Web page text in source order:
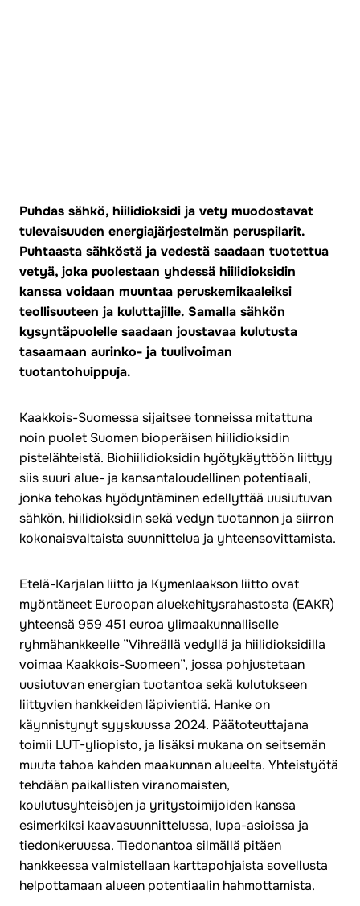
Puhdas sähkö, hiilidioksidi ja vety muodostavat
tulevaisuuden energiajärjestelmän peruspilarit.
Puhtaasta sähköstä ja vedestä saadaan tuotettua
vetyä, joka puolestaan yhdessä hiilidioksidin
kanssa voidaan muuntaa peruskemikaaleiksi
teollisuuteen ja kuluttajille. Samalla sähkön
kysyntäpuolelle saadaan joustavaa kulutusta
tasaamaan aurinko- ja tuulivoiman
tuotantohuippuja.
Kaakkois-Suomessa sijaitsee tonneissa mitattuna
noin puolet Suomen bioperäisen hiilidioksidin
pistelähteistä. Biohiilidioksidin hyötykäyttöön liittyy
siis suuri alue- ja kansantaloudellinen potentiaali,
jonka tehokas hyödyntäminen edellyttää uusiutuvan
sähkön, hiilidioksidin sekä vedyn tuotannon ja siirron
kokonaisvaltaista suunnittelua ja yhteensovittamista.
Etelä-Karjalan liitto ja Kymenlaakson liitto ovat
myöntäneet Euroopan aluekehitysrahastosta (EAKR)
yhteensä 959 451 euroa ylimaakunnalliselle
ryhmähankkeelle ”Vihreällä vedyllä ja hiilidioksidilla
voimaa Kaakkois-Suomeen”, jossa pohjustetaan
uusiutuvan energian tuotantoa sekä kulutukseen
liittyvien hankkeiden läpivientiä. Hanke on
käynnistynyt syyskuussa 2024. Päätoteuttajana
toimii LUT-yliopisto, ja lisäksi mukana on seitsemän
muuta tahoa kahden maakunnan alueelta. Yhteistyötä
tehdään paikallisten viranomaisten,
koulutusyhteisöjen ja yritystoimijoiden kanssa
esimerkiksi kaavasuunnittelussa, lupa-asioissa ja
tiedonkeruussa. Tiedonantoa silmällä pitäen
hankkeessa valmistellaan karttapohjaista sovellusta
helpottamaan alueen potentiaalin hahmottamista.